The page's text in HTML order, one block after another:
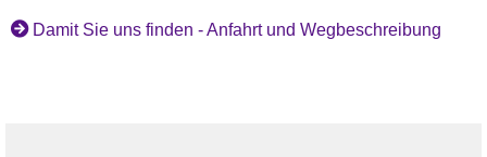
Damit Sie uns finden - Anfahrt und Wegbeschreibung